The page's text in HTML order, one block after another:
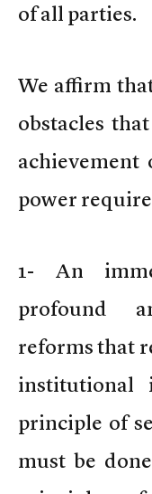
of all parties.
We affirm
obstacles
power
1- An
profound
reforms that
institutional
principle of
must be